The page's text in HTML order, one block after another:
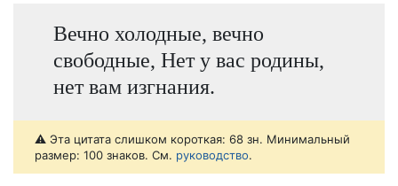
Вечно холодные, вечно
свободные, Нет у вас родины,
нет вам изгнания.
⚠️ Эта цитата слишком короткая: 68 зн. Минимальный
размер: 100 знаков. См. руководство.